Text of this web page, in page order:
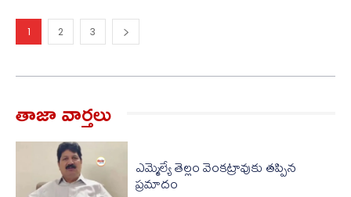
1 2 3
తాజా వార్త‌లు
ఎమ్మెల్యే తెల్లం వెంకట్రావుకు తప్పిన
ప్రమాదం